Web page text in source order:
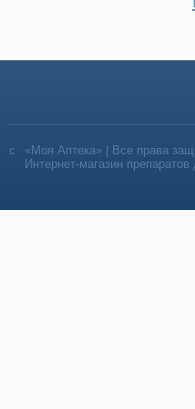
«Моя Аптека» | Все права
Интернет-магазин